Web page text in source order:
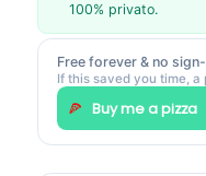
100% privato.
Free forever & no
If this saved you time, a